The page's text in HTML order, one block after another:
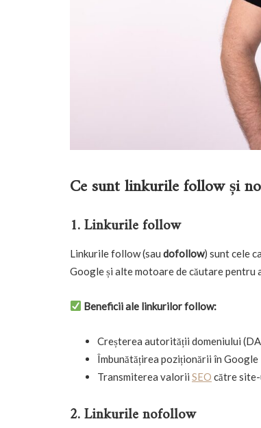
Ce sunt linkurile follow și
1. Linkurile follow
Linkurile follow (sau dofollow) sunt cele
Google și alte motoare de căutare
Beneficii ale linkurilor follow:
Creșterea autorității domeniului
Îmbunătățirea poziționării în Google
Transmiterea valorii SEO către
2. Linkurile nofollow